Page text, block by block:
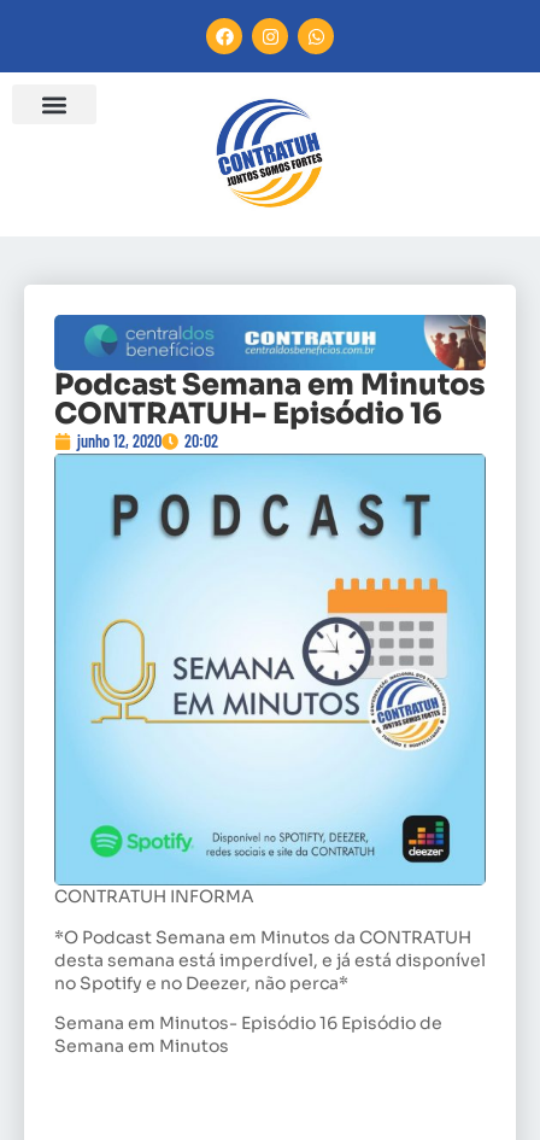
Podcast Semana em Minutos
CONTRATUH- Episódio 16
junho 12, 2020 20:02
CONTRATUH INFORMA
*O Podcast Semana em Minutos da CONTRATUH
desta semana está imperdível, e já está disponível
no Spotify e no Deezer, não perca*
Semana em Minutos- Episódio 16 Episódio de
Semana em Minutos